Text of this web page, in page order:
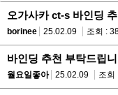
오가사카 ct-s 바인딩
borinee 25.02.09 조회 :
바인딩 추천 부탁드립
월요일좋아
25.02.09 조회